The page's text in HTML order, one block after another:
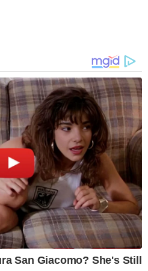
San Giacomo? She's Still